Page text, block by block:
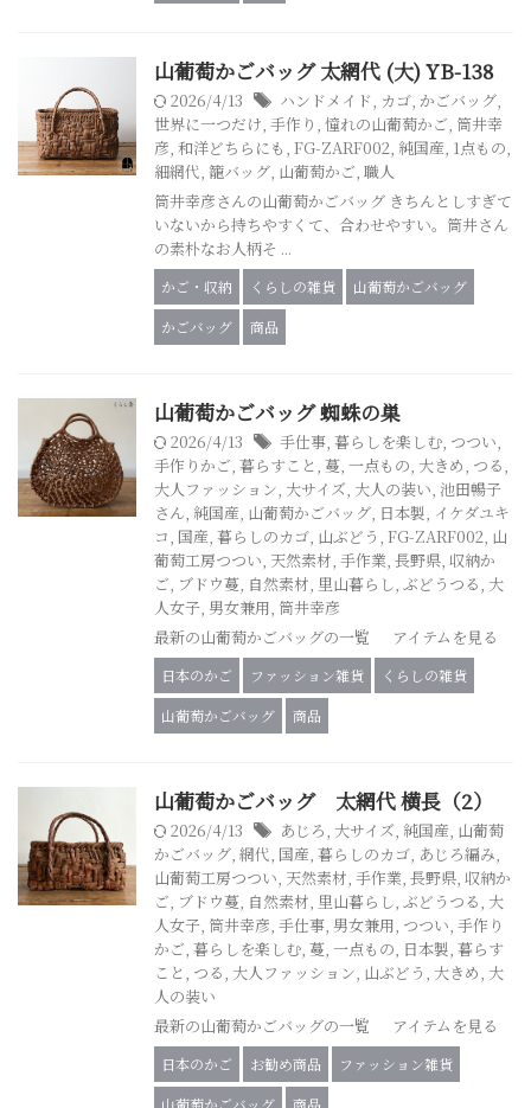
山葡萄かごバッグ 太網代 (大) YB-138
2026/4/13 ハンドメイド, カゴ, かごバッグ,
世界に一つだけ, 手作り , 憧れの山葡萄かご, 筒井幸
彦, 和洋どちらにも , FG-ZARF002, 純国産, 1点もの,
細網代, 籠バッグ, 山葡萄かご, 職人
筒井幸彦さんの山葡萄かごバッグ きちんとしすぎて
いないから持ちやすくて、合わせやすい。筒井さん
の素朴なお人柄そ ...
かご・収納 くらしの雑貨
山葡萄かごバッグ
かごバッグ
商品
山葡萄かごバッグ 蜘蛛の巣
2026/4/13 手仕事, 暮らしを楽しむ, つつい,
手作りかご, 暮らすこと, 蔓, 一点もの, 大きめ, つる,
大人ファッション, 大サイズ, 大人の装い, 池田暢子
さん, 純国産, 山葡萄かごバッグ, 日本製, イケダユキ
コ, 国産, 暮らしのカゴ, 山ぶどう , FG-ZARF002, 山
葡萄工房つつい, 天然素材, 手作業, 長野県, 収納か
ご, ブドウ蔓, 自然素材, 里山暮らし, ぶどうつる, 大
人女子, 男女兼用, 筒井幸彦
最新の山葡萄かごバッグの一覧 アイテムを見る
日本のかご ファッション雑貨
くらしの雑貨
山葡萄かごバッグ
商品
山葡萄かごバッグ 太網代 横長（2）
2026/4/13 あじろ, 大サイズ, 純国産, 山葡萄
かごバッグ, 網代, 国産, 暮らしのカゴ, あじろ編み,
山葡萄工房つつい, 天然素材, 手作業, 長野県, 収納か
ご, ブドウ蔓, 自然素材, 里山暮らし, ぶどうつる, 大
人女子, 筒井幸彦, 手仕事, 男女兼用, つつい, 手作り
かご, 暮らしを楽しむ, 蔓, 一点もの, 日本製, 暮らす
こと, つる, 大人ファッション, 山ぶどう , 大きめ, 大
人の装い
最新の山葡萄かごバッグの一覧 アイテムを見る
日本のかご お勧め商品
ファッション雑貨
山葡萄かごバッグ
商品